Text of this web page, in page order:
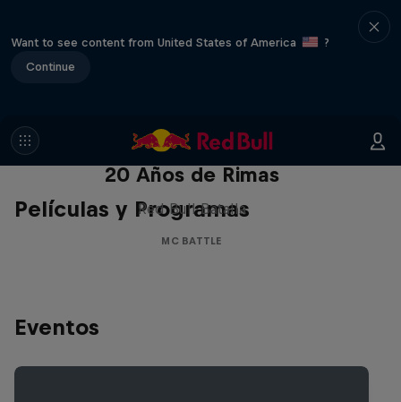
Want to see content from United States of America
?
Continue
Películas y Programas
Red Bull Batalla Nueva Historia:
20 Años de Rimas
Red Bull Batalla
MC BATTLE
Eventos